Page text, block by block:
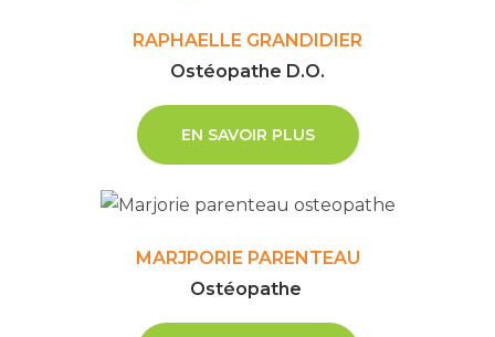
RAPHAELLE GRANDIDIER
Ostéopathe D.O.
EN SAVOIR PLUS
MARJPORIE PARENTEAU
Ostéopathe